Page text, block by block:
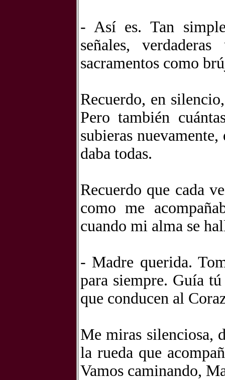
- Así es. Tan
señales,
sacramentos como
Recuerdo, en
Pero también
subieras
daba todas.
Recuerdo que cada
como me
cuando mi alma se
- Madre querida.
para siempre. Guía
que conducen al
Me miras silenciosa,
la rueda que
Vamos caminando,